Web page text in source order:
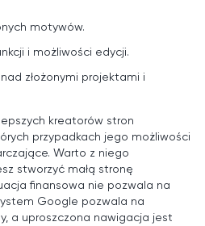
motywów.
i możliwości edycji.
złożonymi projektami i
kreatorów stron
przypadkach jego możliwości
Warto z niego
stworzyć małą stronę
finansowa nie pozwala na
Google pozwala na
a uproszczona nawigacja jest